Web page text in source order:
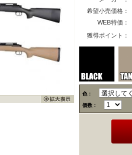
希望小売価格：
WEB特価：
獲得ポイント：
色：
個数：